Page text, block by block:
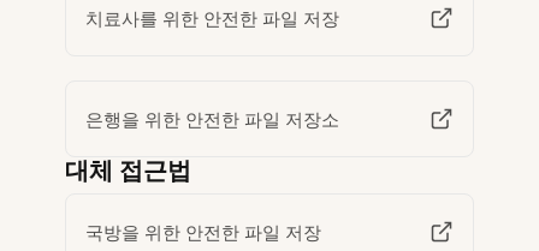
치료사를 위한 안전한 파일 저장
은행을 위한 안전한 파일 저장소
대체 접근법
국방을 위한 안전한 파일 저장